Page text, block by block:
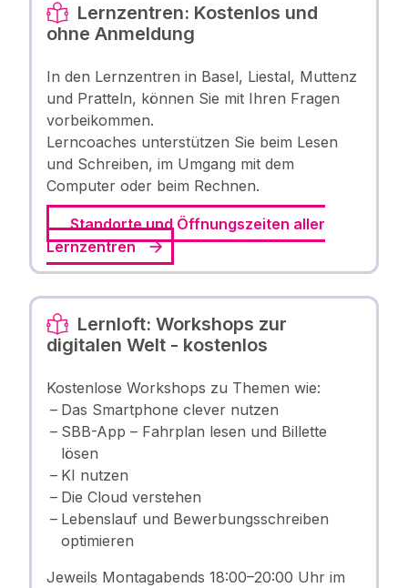
Lernzentren: Kostenlos und
ohne Anmeldung
In den Lernzentren in Basel, Liestal, Muttenz
und Pratteln, können Sie mit Ihren Fragen
vorbeikommen.
Lerncoaches unterstützen Sie beim Lesen
und Schreiben, im Umgang mit dem
Computer oder beim Rechnen.
Standorte und Öffnungszeiten aller
Lernzentren
Lernloft: Workshops zur
digitalen Welt - kostenlos
Kostenlose Workshops zu Themen wie:
Das Smartphone clever nutzen
SBB-App – Fahrplan lesen und Billette
lösen
KI nutzen
Die Cloud verstehen
Lebenslauf und Bewerbungsschreiben
optimieren
Jeweils Montagabends 18:00–20:00 Uhr im